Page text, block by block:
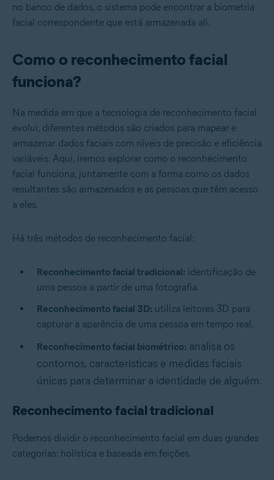
no banco de dados, o sistema pode encontrar a biometria
facial correspondente que está armazenada ali.
Como o reconhecimento facial
funciona?
Na medida em que a tecnologia de reconhecimento facial
evolui, diferentes métodos são criados para mapear e
armazenar dados faciais com níveis de precisão e eficiência
variáveis. Aqui, iremos explorar como o reconhecimento
facial funciona, juntamente com a forma como os dados
resultantes são armazenados e as pessoas que têm acesso
a eles.
Há três métodos de reconhecimento facial:
Reconhecimento facial tradicional: identificação de
uma pessoa a partir de uma fotografia.
Reconhecimento facial 3D: utiliza leitores 3D para
capturar a aparência de uma pessoa em tempo real.
Reconhecimento facial biométrico: analisa os
contornos, características e medidas faciais
únicas para determinar a identidade de alguém.
Reconhecimento facial tradicional
Podemos dividir o reconhecimento facial em duas grandes
categorias: holística e baseada em feições.